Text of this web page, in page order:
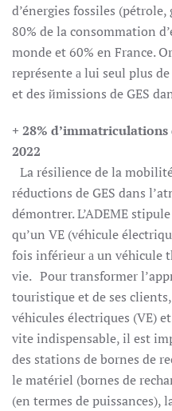
d’énergies fossiles
80% de la consommation
monde et 60% en France.
représente а lui seul plus
et des йmissions de GES
+ 28%
2022
La résilience de la
réductions de GES dans
démontrer. L’ADEME
qu’un VE (véhicule
fois inférieur а un véhicule
vie. Pour transformer
touristique et de ses
véhicules électriques (VE)
vite indispensable, il est
des stations de bornes de
le matériel (bornes de
(en termes de puissances),